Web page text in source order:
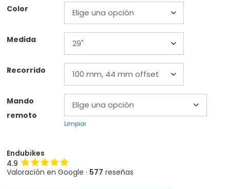
Color
Medida
Recorrido
Mando
remoto
Limpiar
Endubikes
4.9
Valoración en Google · 577 reseñas